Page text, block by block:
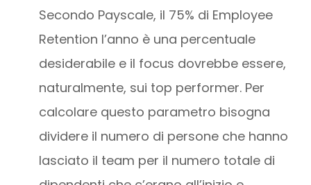
Secondo Payscale, il 75% di Employee
Retention l’anno è una percentuale
desiderabile e il focus dovrebbe essere,
naturalmente, sui top performer. Per
calcolare questo parametro bisogna
dividere il numero di persone che hanno
lasciato il team per il numero totale di